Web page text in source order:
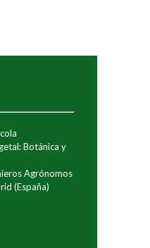
Botánica y
Agrónomos
(España)